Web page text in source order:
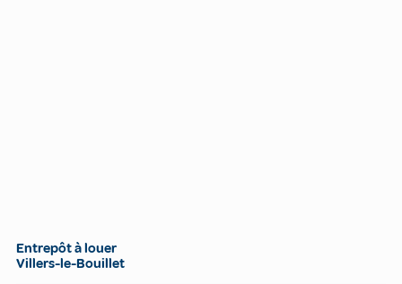
Entrepôt à louer
Villers-le-Bouillet